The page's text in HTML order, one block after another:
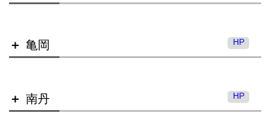
北桑田高等学校
亀岡 HP
南丹 HP